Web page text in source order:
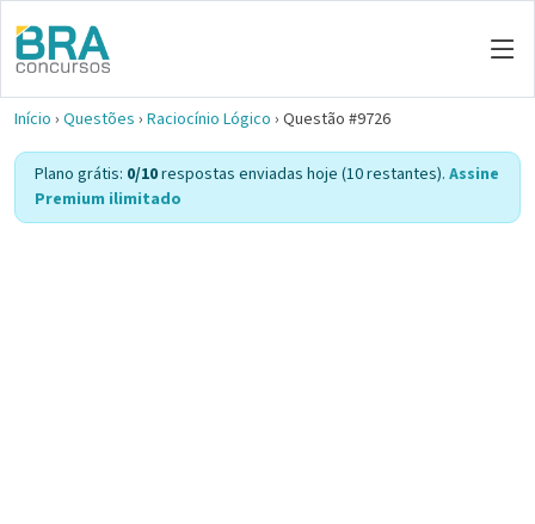
Início › Questões › Raciocínio Lógico › Questão #9726
Plano grátis: 0/10respostas enviadas hoje (10 restantes). Assine
Premium ilimitado